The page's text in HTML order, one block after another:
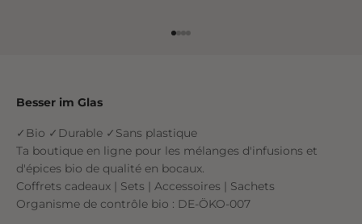
Besser im Glas
✓Bio ✓Durable ✓Sans plastique
Ta boutique en ligne pour les mélanges d'infusions et
d'épices bio de qualité en bocaux.
Coffrets cadeaux | Sets | Accessoires | Sachets
Organisme de contrôle bio : DE-ÖKO-007